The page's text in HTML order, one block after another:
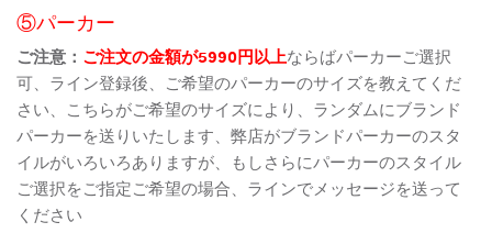
⑤パーカー
ご注意： ご注文の金額が5990円以上ならばパーカーご選択
可、ライン登録後、ご希望のパーカーのサイズを教えてくだ
さい、こちらがご希望のサイズにより、ランダムにブランド
パーカーを送りいたします、弊店がブランドパーカーのスタ
イルがいろいろありますが、もしさらにパーカーのスタイル
ご選択をご指定ご希望の場合、ラインでメッセージを送って
ください